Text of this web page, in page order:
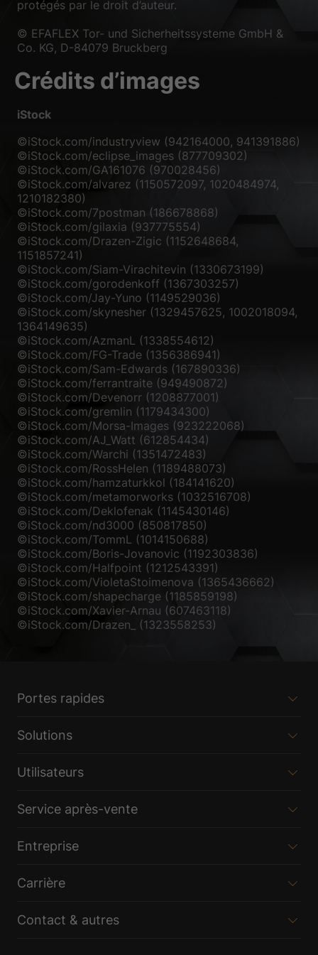
protégés par le droit d’auteur.
© EFAFLEX Tor- und Sicherheitssysteme GmbH &
Co. KG, D-84079 Bruckberg
Crédits d’images
iStock
©iStock.com/industryview (942164000, 941391886)
©iStock.com/eclipse_images (877709302)
©iStock.com/GA161076 (970028456)
©iStock.com/alvarez (1150572097, 1020484974,
1210182380)
©iStock.com/7postman (186678868)
©iStock.com/gilaxia (937775554)
©iStock.com/Drazen-Zigic (1152648684,
1151857241)
©iStock.com/Siam-Virachitevin (1330673199)
©iStock.com/gorodenkoff (1367303257)
©iStock.com/Jay-Yuno (1149529036)
©iStock.com/skynesher (1329457625, 1002018094,
1364149635)
©iStock.com/AzmanL (1338554612)
©iStock.com/FG-Trade (1356386941)
©iStock.com/Sam-Edwards (167890336)
©iStock.com/ferrantraite (949490872)
©iStock.com/Devenorr (1208877001)
©iStock.com/gremlin (1179434300)
©iStock.com/Morsa-Images (923222068)
©iStock.com/AJ_Watt (612854434)
©iStock.com/Warchi (1351472483)
©iStock.com/RossHelen (1189488073)
©iStock.com/hamzaturkkol (184141620)
©iStock.com/metamorworks (1032516708)
©iStock.com/Deklofenak (1145430146)
©iStock.com/nd3000 (850817850)
©iStock.com/TommL (1014150688)
©iStock.com/Boris-Jovanovic (1192303836)
©iStock.com/Halfpoint (1212543391)
©iStock.com/VioletaStoimenova (1365436662)
©iStock.com/shapecharge (1185859198)
©iStock.com/Xavier-Arnau (607463118)
©iStock.com/Drazen_ (1323558253)
Portes rapides
Solutions
Utilisateurs
Service après-vente
Entreprise
Carrière
Contact & autres
Accepter tout
Accepter uniquement les cookies essentiels
Retour
Préférence de confidentialité
nécessaires au bon fonctionnement du site Web.
Afficher les informations du cookie
Statistiques (2)
Les cookies de statistiques collectent des informations de façon
anonyme. Ces informations nous aident à comprendre la façon dont les
visiteurs utilisent notre site Web.
Médias externes (3)
Le contenu des plateformes vidéo est bloqué par défaut. Si les cookies
de médias externes sont acceptés, l'accès à ces contenus ne nécessite
plus un consentement manuel.
Afficher les informations du cookie
Politique de confidentialité